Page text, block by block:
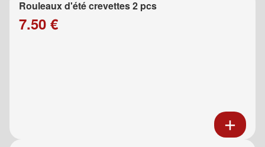
Rouleaux d'été crevettes 2 pcs
7.50 €